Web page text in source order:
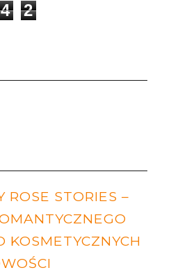
4 2
ROSE STORIES –
KOSMETYCZNYCH